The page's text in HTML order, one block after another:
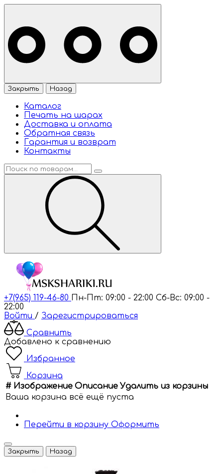
Закрыть Назад
Каталог
Печать на шарах
Доставка и оплата
Обратная связь
Гарантия и возврат
Контакты
+7(965) 119-46-80 Пн-Пт: 09:00 - 22:00 Сб-Вс: 09:00 -
22:00
Войти / Зарегистрироваться
Сравнить
Добавлено к сравнению
Избранное
Корзина
# Изображение Описание Удалить из корзины
Ваша корзина всё ещё пуста
Перейти в корзину Оформить
Закрыть Назад